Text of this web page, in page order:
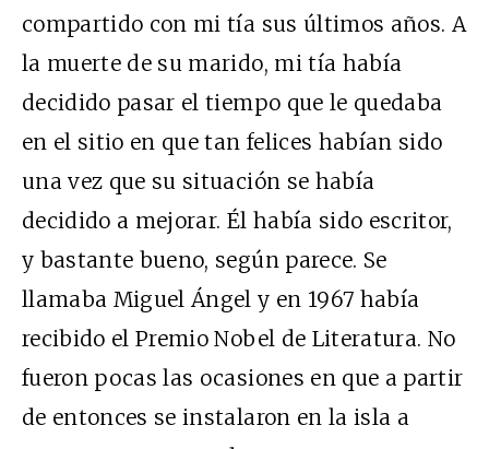
compartido con mi tía sus últimos años. A
la muerte de su marido, mi tía había
decidido pasar el tiempo que le quedaba
en el sitio en que tan felices habían sido
una vez que su situación se había
decidido a mejorar. Él había sido escritor,
y bastante bueno, según parece. Se
llamaba Miguel Ángel y en 1967 había
recibido el Premio Nobel de Literatura. No
fueron pocas las ocasiones en que a partir
de entonces se instalaron en la isla a